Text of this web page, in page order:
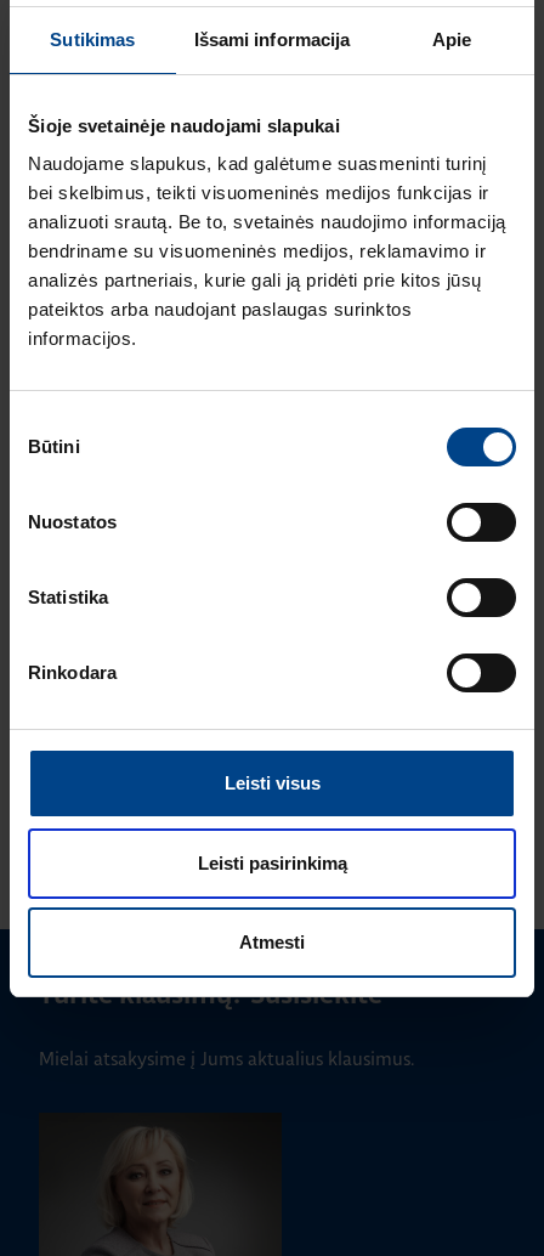
Sutikimas Išsami informacija Apie
Šioje svetainėje naudojami slapukai
Naudojame slapukus, kad galėtume suasmeninti turinį
bei skelbimus, teikti visuomeninės medijos funkcijas ir
analizuoti srautą. Be to, svetainės naudojimo informaciją
bendriname su visuomeninės medijos, reklamavimo ir
analizės partneriais, kurie gali ją pridėti prie kitos jūsų
pateiktos arba naudojant paslaugas surinktos
informacijos.
pasirinkimas
Būtini
Nuostatos
Statistika
Rinkodara
Leisti visus
Leisti pasirinkimą
Atmesti
INSTALIACIJOS
GAMINIAI
Skaitymo laikas: 1 min
Naujas HAGER
instaliacinių kanalų
ir jų sistemų
katalogas
ELEKTROS
INSTALIACIJOS
GAMINIAI
16.9.2025
instaliacija
ELEKTROS
8.7.2025
tvarumas viename
Turite klausimų? Susisiekite
Mielai atsakysime į Jums aktualius klausimus.